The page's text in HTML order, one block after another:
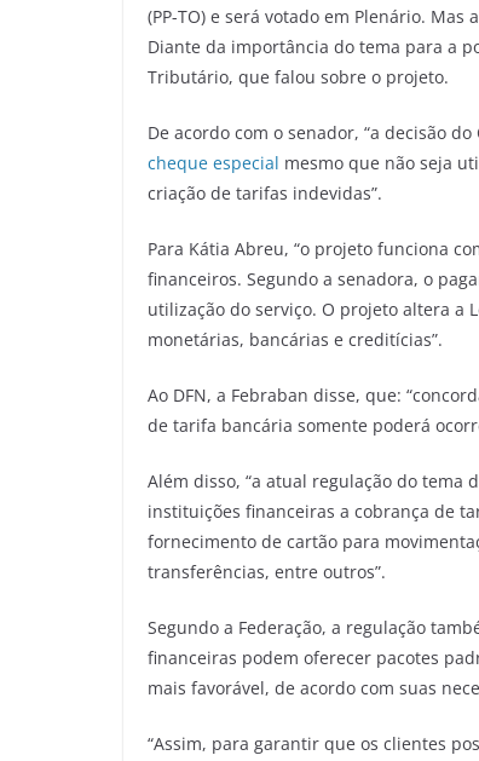
(PP-TO) e será votado em Plenário.
Diante da importância do tema para a
Tributário, que falou sobre o projeto.
De acordo com o senador, “a decisão
cheque especial mesmo que não seja
criação de tarifas indevidas”.
Para Kátia Abreu, “o projeto funciona
financeiros. Segundo a senadora, o
utilização do serviço. O projeto altera a
monetárias, bancárias e creditícias”.
Ao DFN, a Febraban disse, que:
de tarifa bancária somente poderá
Além disso, “a atual regulação do tema
instituições financeiras a cobrança de
fornecimento de cartão para
transferências, entre outros”.
Segundo a Federação, a regulação
financeiras podem oferecer pacotes
mais favorável, de acordo com suas
“Assim, para garantir que os clientes